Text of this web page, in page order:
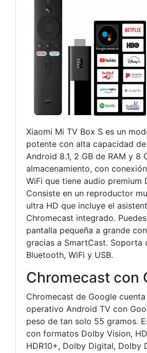
Xiaomi Mi TV Box S es un
potente con alta capacidad
Android 8.1, 2 GB de RAM y 8
almacenamiento, con
WiFi que tiene audio premium
Consiste en un reproductor
ultra HD que incluye el
Chromecast integrado.
pantalla pequeña a grande
gracias a SmartCast. Soporta
Bluetooth, WiFi y USB.
Chromecast con
Chromecast de Google
operativo Android TV con
peso de tan solo 55 gramos.
con formatos Dolby Vision,
HDR10+, Dolby Digital, Dolby